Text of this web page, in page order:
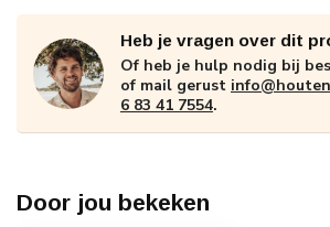
Heb je vragen over dit
Of heb je hulp nodig bij
of mail gerust
6 83 41 7554.
Door jou bekeken